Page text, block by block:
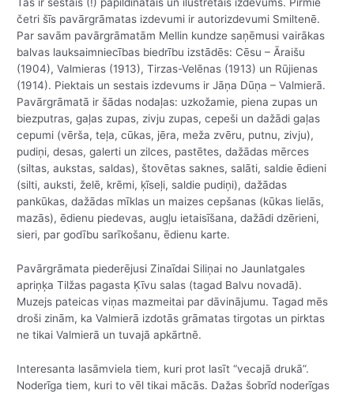
Tas ir sestais (!) papildinātais un ilustrētais izdevums. Pirmie
četri šīs pavārgrāmatas izdevumi ir autorizdevumi Smiltenē.
Par savām pavārgrāmatām Mellin kundze saņēmusi vairākas
balvas lauksaimniecības biedrību izstādēs: Cēsu – Āraišu
(1904), Valmieras (1913), Tirzas-Velēnas (1913) un Rūjienas
(1914). Piektais un sestais izdevums ir Jāņa Dūņa – Valmierā.
Pavārgrāmatā ir šādas nodaļas: uzkožamie, piena zupas un
biezputras, gaļas zupas, zivju zupas, cepeši un dažādi gaļas
cepumi (vērša, teļa, cūkas, jēra, meža zvēru, putnu, zivju),
pudiņi, desas, galerti un zilces, pastētes, dažādas mērces
(siltas, aukstas, saldas), štovētas saknes, salāti, saldie ēdieni
(silti, auksti, želē, krēmi, ķīseļi, saldie pudiņi), dažādas
pankūkas, dažādas mīklas un maizes cepšanas (kūkas lielās,
mazās), ēdienu piedevas, augļu ietaisīšana, dažādi dzērieni,
sieri, par godību sarīkošanu, ēdienu karte.
Pavārgrāmata piederējusi Zinaīdai Siliņai no Jaunlatgales
apriņķa Tilžas pagasta Ķīvu salas (tagad Balvu novadā).
Muzejs pateicas viņas mazmeitai par dāvinājumu. Tagad mēs
droši zinām, ka Valmierā izdotās grāmatas tirgotas un pirktas
ne tikai Valmierā un tuvajā apkārtnē.
Interesanta lasāmviela tiem, kuri prot lasīt “vecajā drukā”.
Noderīga tiem, kuri to vēl tikai mācās. Dažas šobrīd noderīgas